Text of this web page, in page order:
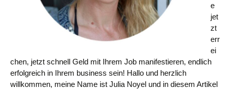
e
jet
zt
err
ei
chen, jetzt schnell Geld mit Ihrem Job manifestieren, endlich
erfolgreich in Ihrem business sein! Hallo und herzlich
willkommen, meine Name ist Julia Noyel und in diesem Artikel